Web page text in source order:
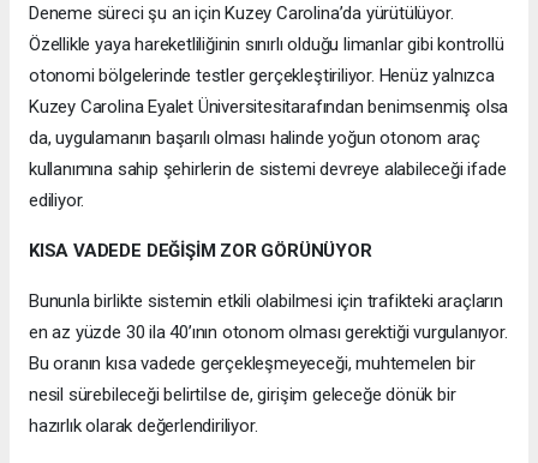
Deneme süreci şu an için Kuzey Carolina’da yürütülüyor.
Özellikle yaya hareketliliğinin sınırlı olduğu limanlar gibi kontrollü
otonomi bölgelerinde testler gerçekleştiriliyor. Henüz yalnızca
Kuzey Carolina Eyalet Üniversitesitarafından benimsenmiş olsa
da, uygulamanın başarılı olması halinde yoğun otonom araç
kullanımına sahip şehirlerin de sistemi devreye alabileceği ifade
ediliyor.
KISA VADEDE DEĞİŞİM ZOR GÖRÜNÜYOR
Bununla birlikte sistemin etkili olabilmesi için trafikteki araçların
en az yüzde 30 ila 40’ının otonom olması gerektiği vurgulanıyor.
Bu oranın kısa vadede gerçekleşmeyeceği, muhtemelen bir
nesil sürebileceği belirtilse de, girişim geleceğe dönük bir
hazırlık olarak değerlendiriliyor.